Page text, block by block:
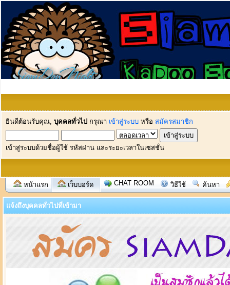
ยินดีต้อนรับคุณ, บุคคลทั่วไป กรุณา เข้าสู่ระบบ หรือ สมัครสมาชิก
เข้าสู่ระบบด้วยชื่อผู้ใช้ รหัสผ่าน และระยะเวลาในเซสชั่น
หน้าแรก เว็บบอร์ด CHAT ROOM วิธีใช้ ค้นหา
แจ้งถึงบุคคลทั่วไปที่เข้ามา